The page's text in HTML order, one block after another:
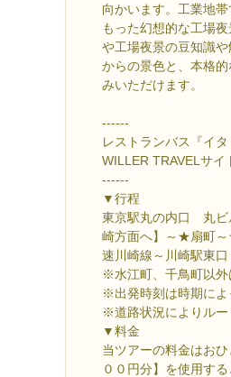
向かいます。工業地
もった幻想的な工場
や工場夜景の豆知識
からの景色と、本格
みいただけます。
------
レストランバス『イ
WILLER TRAVELサイ
------
▼行程
東京駅丸の内口 丸ビ
崎方面へ】～★扇町
速川崎線～川崎駅東
※水江町、千鳥町以外
※出発時刻は時期によ
※道路状況によりルー
▼料金
当ツアーの料金はお
００円分】を使用す